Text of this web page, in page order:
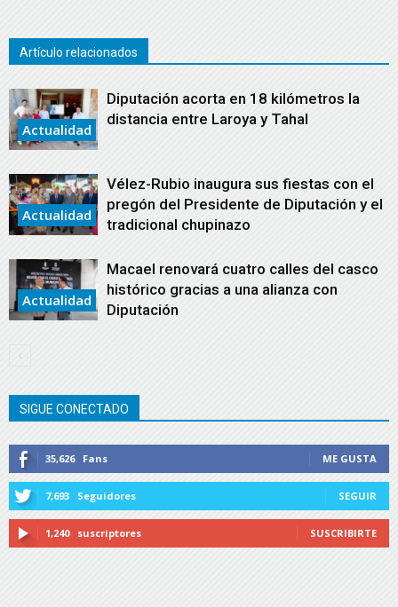
Artículo relacionados
Actualidad
Diputación acorta en 18 kilómetros la
distancia entre Laroya y Tahal
Actualidad
Vélez-Rubio inaugura sus fiestas con el
pregón del Presidente de Diputación y el
tradicional chupinazo
Actualidad
Macael renovará cuatro calles del casco
histórico gracias a una alianza con
Diputación
SIGUE CONECTADO
35,626 Fans ME GUSTA
7,693 Seguidores SEGUIR
1,240 suscriptores SUSCRIBIRTE